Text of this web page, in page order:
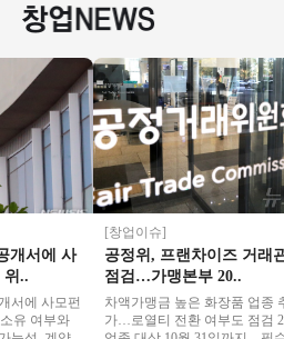
에 사
사모펀
여부와
[창업이슈]
공정위, 프랜차이즈 거래관행
점검…가맹본부 20..
차액가맹금 높은 화장품 업종 추
가…로열티 전환 여부도 점검 21개